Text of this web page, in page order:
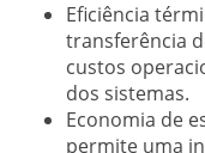
Eficiência
transferência
custos
dos sistemas.
Economia de
permite uma